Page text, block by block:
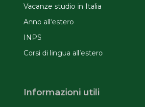
Vacanze studio in Italia
Anno all'estero
INPS
Corsi di lingua all’estero
Informazioni utili